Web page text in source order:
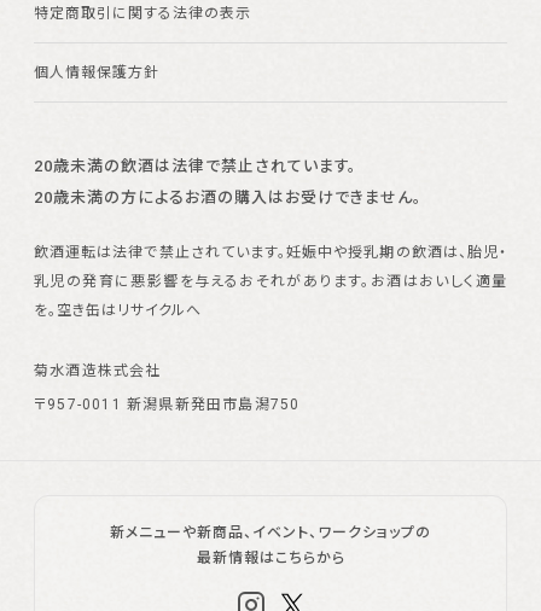
20歳未満の飲酒は法律で禁止されています。
20歳未満の方によるお酒の購入はお受けできません。
飲酒運転は法律で禁止されています。妊娠中や授乳期の飲酒は、胎児・
乳児の発育に悪影響を与えるおそれがあります。 お酒はおいしく適量
を。空き缶はリサイクルへ
菊水酒造株式会社
〒957-0011 新潟県新発田市島潟750
特定商取引に関する法律の表示
個人情報保護方針
新メニューや新商品、イベント、ワークショップの
最新情報はこちらから